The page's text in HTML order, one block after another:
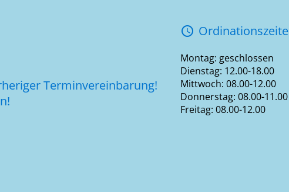
Terminvereinbarung!
access_time
Montag: geschlossen
Dienstag: 12.00-18.00
Mittwoch: 08.00-12.00
Donnerstag: 08.00-
Freitag: 08.00-12.00